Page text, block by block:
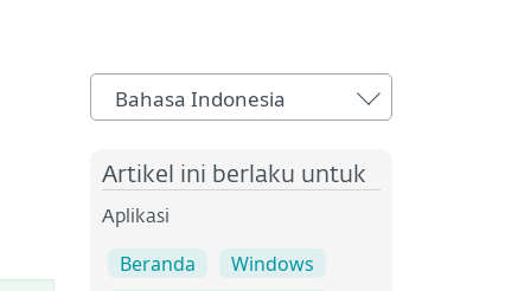
Bahasa Indonesia
Artikel ini berlaku untuk
Aplikasi
Beranda
Windows